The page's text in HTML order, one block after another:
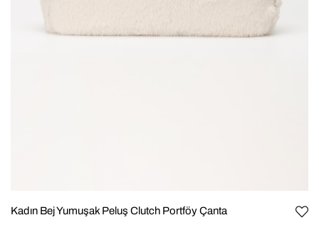
Kadın Bej Yumuşak Peluş Clutch Portföy Çanta